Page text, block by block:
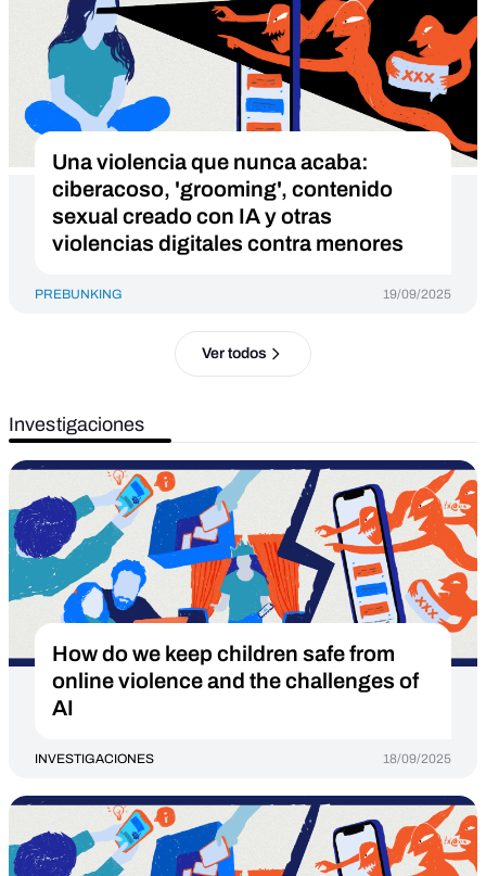
Una violencia que nunca acaba:
ciberacoso, 'grooming', contenido
sexual creado con IA y otras
violencias digitales contra menores
PREBUNKING 19/09/2025
Ver todos
Investigaciones
How do we keep children safe from
online violence and the challenges of
AI
INVESTIGACIONES 18/09/2025